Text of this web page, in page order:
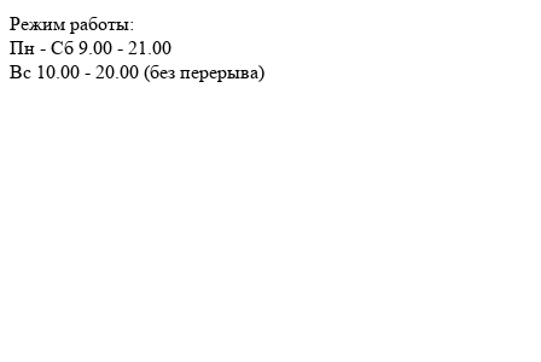
Режим работы:
Пн - Сб 9.00 - 21.00
Вс 10.00 - 20.00 (без перерыва)